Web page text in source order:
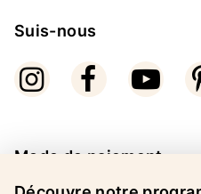
Suis-nous
Mode de paiement